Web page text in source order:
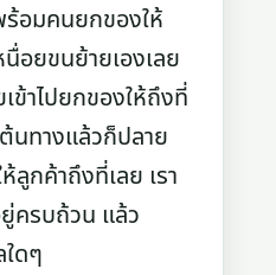
อมคนยกของให้
อยขนย้ายเองเลย
ข้าไปยกของให้ถึงที่
นทางแล้วก็ปลาย
ลูกค้าถึงที่เลย เรา
ครบถ้วน แล้ว
ดๆ